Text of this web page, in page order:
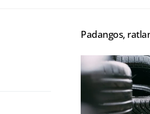
Padangos,